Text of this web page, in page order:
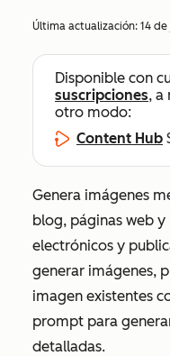
Última actualización: 14
Disponible con
suscripciones, a
otro modo:
Content Hub
Genera imágenes
blog, páginas web
electrónicos y
generar imágenes,
imagen existentes
prompt para
detalladas.